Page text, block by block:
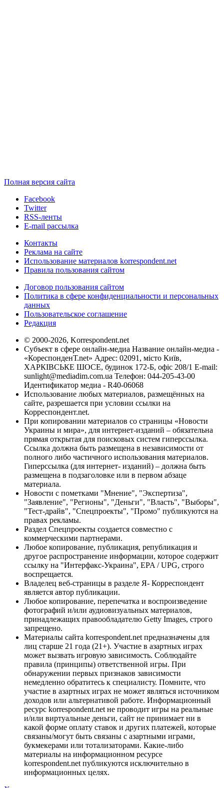
Полная версия сайта
Facebook
Twitter
RSS-ленты
E-mail рассылка
Контакты
Реклама на сайте
Использование материалов korrespondent.net
Правила пользования сайтом
Договор пользования сайтом
Политика в сфере конфиденциальности и персональных
данных
Пользовательское соглашение
Редакция
© 2000-2026, Korrespondent.net
Субъект в сфере онлайн-медиа Название онлайн-медиа -
«КореспонденТ.net» Адрес: 02091, місто Київ,
ХАРКІВСЬКЕ ШОСЕ, будинок 172-Б, офіс 208/1 E-mail:
sunlight@mediadim.com.ua Телефон: 044-205-43-00
Идентификатор медиа - R40-06068
Использование любых материалов, размещённых на
сайте, разрешается при условии ссылки на
Корреспондент.net.
При копировании материалов со страницы «Новости
Украины и мира», для интернет-изданий – обязательна
прямая открытая для поисковых систем гиперссылка.
Ссылка должна быть размещена в независимости от
полного либо частичного использования материалов.
Гиперссылка (для интернет- изданий) – должна быть
размещена в подзаголовке или в первом абзаце
материала.
Новости с пометками "Мнение", "Экспертиза",
"Заявление", "Регионы", "Деньги", "Власть", "Выборы",
"Тест-драйв", "Спецпроекты", "Промо" публикуются на
правах рекламы.
Раздел Спецпроекты создается совместно с
коммерческими партнерами.
Любое копирование, публикация, републикация и
другое распространение информации, которое содержит
ссылку на "Интерфакс-Украина", EPA / UPG, строго
воспрещается.
Владелец веб-страницы в разделе Я- Корреспондент
является автор публикации.
Любое копирование, перепечатка и воспроизведение
фотографий и/или аудиовизуальных материалов,
принадлежащих правообладателю Getty Images, строго
запрещено.
Материалы сайта korrespondent.net предназначены для
лиц старше 21 года (21+). Участие в азартных играх
может вызвать игровую зависимость. Соблюдайте
правила (принципы) ответственной игры. При
обнаружении первых признаков зависимости
немедленно обратитесь к специалисту. Помните, что
участие в азартных играх не может являться источником
доходов или альтернативой работе. Информационный
ресурс korrespondent.net не проводит игры на реальные
и/или виртуальные деньги, сайт не принимает ни в
какой форме оплату ставок и других платежей, которые
связаны/могут быть связаны с азартными играми,
букмекерами или тотализаторами. Какие-либо
материалы на информационном ресурсе
korrespondent.net публикуются исключительно в
информационных целях.